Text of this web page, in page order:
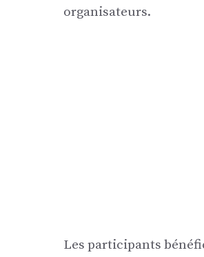
organisateurs.
Les participants